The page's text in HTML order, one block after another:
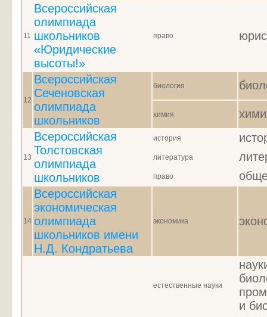
11
Всероссийская
олимпиада
школьников
«Юридические
высоты!»
право
12
Всероссийская
Сеченовская
олимпиада
школьников
биология
химия
13
Всероссийская
Толстовская
олимпиада
школьников
история
литература
право
14
Всероссийская
экономическая
олимпиада
школьников имени
Н.Д. Кондратьева
экономика
естественные науки
и